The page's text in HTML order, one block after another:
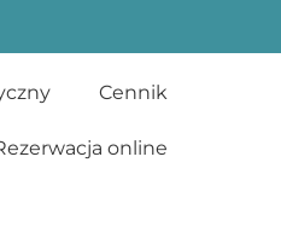
Cennik
online